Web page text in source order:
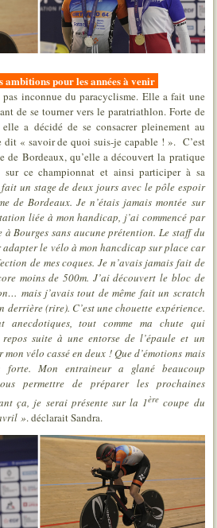
ambitions pour les années à venir
pas inconnue du paracyclisme. Elle a fait une
de se tourner vers le paratriathlon. Forte de
a décidé de se consacrer pleinement au
dit « savoir de quoi suis-je capable ! ». C’est
de Bordeaux, qu’elle a découvert la pratique
sur ce championnat et ainsi participer à sa
un stage de deux jours avec le pôle espoir
de Bordeaux. Je n’étais jamais montée sur
liée à mon handicap, j’ai commencé par
à Bourges sans aucune prétention. Le staff du
adapter le vélo à mon hancdicap sur place car
de mes coques. Je n’avais jamais fait de
moins de 500m. J’ai découvert le bloc de
mais j’avais tout de même fait un scratch
derrière (rire). C’est une chouette expérience.
anecdotiques, tout comme ma chute qui
repos suite à une entorse de l’épaule et un
vélo cassé en deux ! Que d’émotions mais
Mon entraineur a glané beaucoup
permettre de préparer les prochaines
ça, je serai présente sur la 1ère coupe du
». déclarait Sandra.